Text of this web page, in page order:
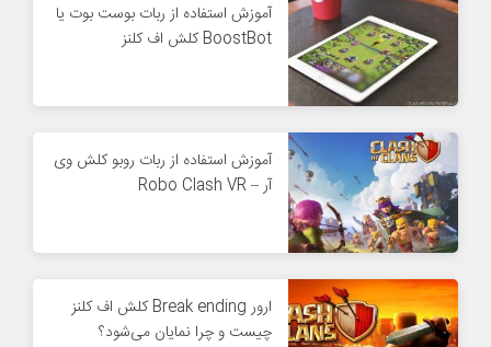
آموزش استفاده از ربات بوست بوت یا
BoostBot کلش اف کلنز
آموزش استفاده از ربات روبو کلش وی
آر – Robo Clash VR
ارور Break ending کلش اف کلنز
چیست و چرا نمایان می‌شود؟